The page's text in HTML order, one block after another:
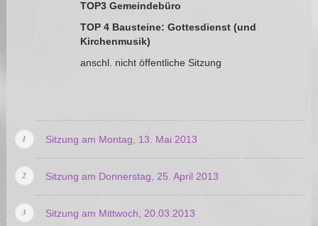
TOP3 Gemeindebüro
TOP 4 Bausteine: Gottesdienst (und
Kirchenmusik)
anschl. nicht öffentliche Sitzung
Sitzung am Montag, 13. Mai 2013
Sitzung am Donnerstag, 25. April 2013
Sitzung am Mittwoch, 20.03.2013